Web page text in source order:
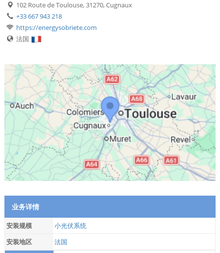
102 Route de Toulouse, 31270, Cugnaux
+33 667 943 218
https://energysobriete.com
法国
业务详情
安装规模
小光伏系统
安装地区
法国